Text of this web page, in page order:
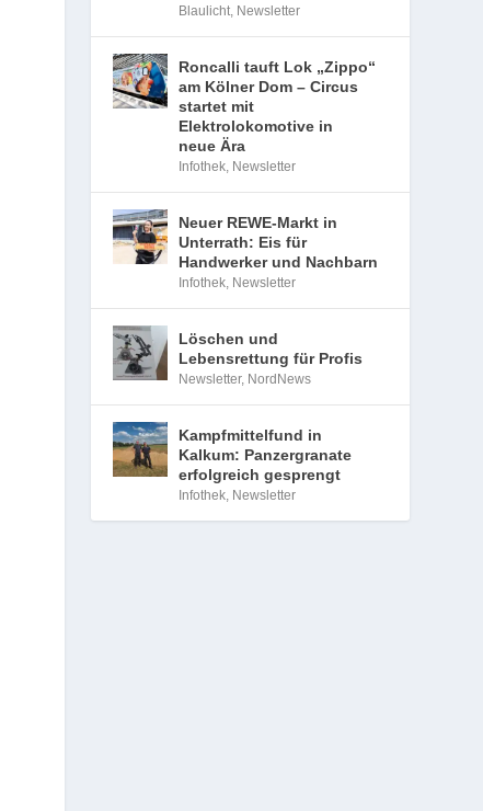
Blaulicht, Newsletter
Roncalli tauft Lok „Zippo“
am Kölner Dom – Circus
startet mit
Elektrolokomotive in
neue Ära
Infothek, Newsletter
Neuer REWE-Markt in
Unterrath: Eis für
Handwerker und Nachbarn
Infothek, Newsletter
Löschen und
Lebensrettung für Profis
Newsletter, NordNews
Kampfmittelfund in
Kalkum: Panzergranate
erfolgreich gesprengt
Infothek, Newsletter